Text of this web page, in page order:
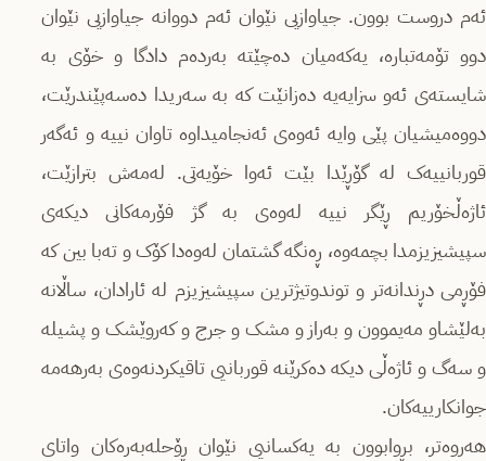
ئەم دروست بوون. جیاوازیی نێوان ئەم دووانە جیاوازیی نێوان
دوو تۆمەتبارە، یەکەمیان دەچێتە بەردەم دادگا و خۆی بە
شایستەی ئەو سزایەیە دەزانێت کە بە سەریدا دەسەپێندرێت،
دووەمیشیان پێی وایە ئەوەی ئەنجامیداوە تاوان نییە و ئەگەر
قوربانییەک لە گۆڕێدا بێت ئەوا خۆیەتی. لەمەش بترازێت،
ئاژەڵخۆریم ڕێگر نییە لەوەی بە گژ فۆرمەکانی دیکەی
سپیشیزیزمدا بچمەوە، ڕەنگە گشتمان لەوەدا کۆک و تەبا بین کە
فۆڕمی دڕندانەتر و توندوتیژترین سپیشیزیزم لە ئارادان، ساڵانە
بەلێشاو مەیموون و بەراز و مشک و جرج و کەروێشک و پشیلە
و سەگ و ئاژەڵی دیکە دەکرێنە قوربانیی تاقیکردنەوەی بەرهەمە
جوانکارییەکان.
هەروەتر، بڕوابوون بە یەکسانیی نێوان ڕۆحلەبەرەکان واتای